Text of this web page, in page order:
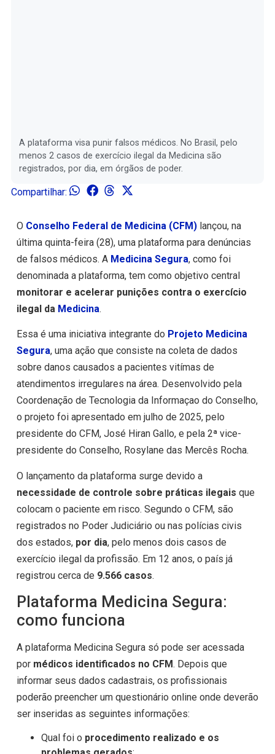
A plataforma visa punir falsos médicos. No Brasil, pelo
menos 2 casos de exercício ilegal da Medicina são
registrados, por dia, em órgãos de poder.
Compartilhar:
O Conselho Federal de Medicina (CFM)lançou, na
última quinta-feira (28), uma plataforma para denúncias
de falsos médicos. A Medicina Segura, como foi
denominada a plataforma, tem como objetivo central
monitorar e acelerar punições contra o exercício
ilegal da Medicina.
Essa é uma iniciativa integrante do Projeto Medicina
Segura, uma ação que consiste na coleta de dados
sobre danos causados a pacientes vitímas de
atendimentos irregulares na área. Desenvolvido pela
Coordenação de Tecnologia da Informaçao do Conselho,
o projeto foi apresentado em julho de 2025, pelo
presidente do CFM, José Hiran Gallo, e pela 2ª vice-
presidente do Conselho, Rosylane das Mercês Rocha.
O lançamento da plataforma surge devido a
necessidade de controle sobre práticas ilegais que
colocam o paciente em risco. Segundo o CFM, são
registrados no Poder Judiciário ou nas polícias civis
dos estados,por dia, pelo menos dois casos de
exercício ilegal da profissão. Em 12 anos, o país já
registrou cerca de 9.566 casos.
Plataforma Medicina Segura:
como funciona
A plataforma Medicina Segura só pode ser acessada
por médicos identificados no CFM. Depois que
informar seus dados cadastrais, os profissionais
poderão preencher um questionário online onde deverão
ser inseridas as seguintes informações:
Qual foi o procedimento realizado e os